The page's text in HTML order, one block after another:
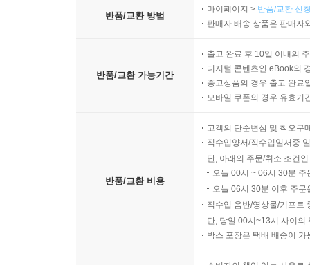
반품/교환 방법
마이페이지 > 반품/교환 신
판매자 배송 상품은 판매자
반품/교환 가능기간
출고 완료 후 10일 이내의
디지털 콘텐츠인 eBook의
중고상품의 경우 출고 완료
모바일 쿠폰의 경우 유효기
반품/교환 비용
고객의 단순변심 및 착오구
직수입양서/직수입일서중
단, 아래의 주문/취소 조건
오늘 00시 ~ 06시 30분
오늘 06시 30분 이후 주
직수입 음반/영상물/기프트
단, 당일 00시~13시 사이의
박스 포장은 택배 배송이